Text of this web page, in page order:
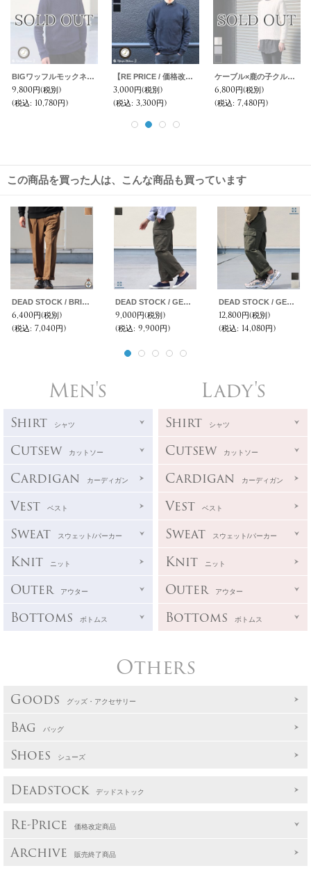
ケーブル×鹿の子クルーネックコットンニット【MADE IN JAPAN】『日本製』/ Upscape Audience
(税別)
7,480円)
ヘビーチノワイド2タックアンクルパンツ【MADE IN JAPAN】『日本製』【送料無料】/ Upscape Audience
11,800円(税別)
12,980円)
【RE PRICE / 価格改定】馬布ワイド2タックイージーアンクル【MADE IN JAPAN】『日本製』 / Upscape Audience
(税別)
5,940円)
この商品を買った人は、こんな商品も買っています
DEAD STOCK / BRITISH ARMY BARRACK DRESS TROUSERS(イギリス軍 バラック ドレストラウザーズ）/ デッドストック
6,400円(税別)
(税込: 7,040円)
DEAD STOCK / GERMAN ARMY MOLESKIN CARGO PANTS（ドイツ軍 モールスキン カーゴパンツ）/ デッドストック
9,000円(税別)
(税込: 9,900円)
DEAD STOCK / GERMAN ARMY MOLESKIN CARGO PANTS（ドイツ軍 モールスキン カーゴパンツ ウエスト-W85）/ デッドストック
12,800円(税別)
(税込: 14,080円)
Men's
Shirt シャツ
Cutsew カットソー
Cardigan カーディガン
Vest ベスト
Sweat スウェット/パーカー
Knit ニット
Outer アウター
Bottoms ボトムス
Lady's
Shirt シャツ
Cutsew カットソー
Cardigan カーディガン
Vest ベスト
Sweat スウェット/パーカー
Knit ニット
Outer アウター
Bottoms ボトムス
Others
Goods グッズ・アクセサリー
Bag バッグ
Shoes シューズ
Deadstock デッドストック
Re-Price 価格改定商品
Archive 販売終了商品